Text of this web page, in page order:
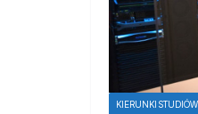
KIERUNKI